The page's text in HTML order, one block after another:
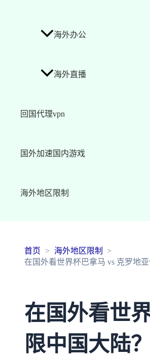
海外办公
海外直播
回国代理vpn
国外加速国内游戏
海外地区限制
首页
海外地区限制
在国外看世界杯巴拿马 vs 克罗地
在国外看世
限中国大陆